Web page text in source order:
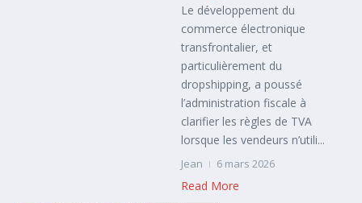
Le développement du
commerce électronique
transfrontalier, et
particulièrement du
dropshipping, a poussé
l’administration fiscale à
clarifier les règles de TVA
lorsque les vendeurs n’utili...
Jean 6 mars 2026
Read More